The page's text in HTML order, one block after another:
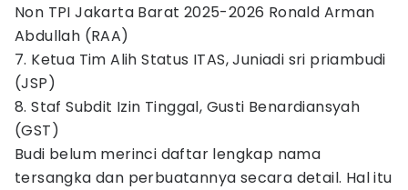
Non TPI Jakarta Barat 2025-2026 Ronald Arman
Abdullah (RAA)
7. Ketua Tim Alih Status ITAS, Juniadi sri priambudi
(JSP)
8. Staf Subdit Izin Tinggal, Gusti Benardiansyah
(GST)
Budi belum merinci daftar lengkap nama
tersangka dan perbuatannya secara detail. Hal itu